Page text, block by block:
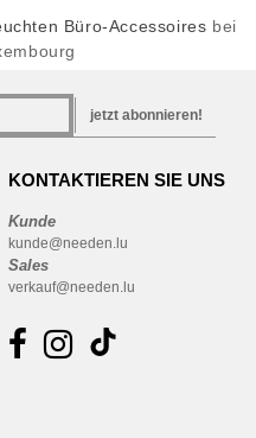
Büro-Accessoires bei
jetzt abonnieren!
KONTAKTIEREN SIE UNS
Kunde
kunde@needen.lu
Sales
verkauf@needen.lu